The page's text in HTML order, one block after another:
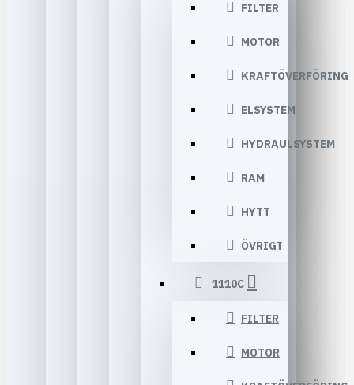
FILTER
MOTOR
KRAFTÖVERFÖRING
ELSYSTEM
HYDRAULSYSTEM
RAM
HYTT
ÖVRIGT
1110C
FILTER
MOTOR